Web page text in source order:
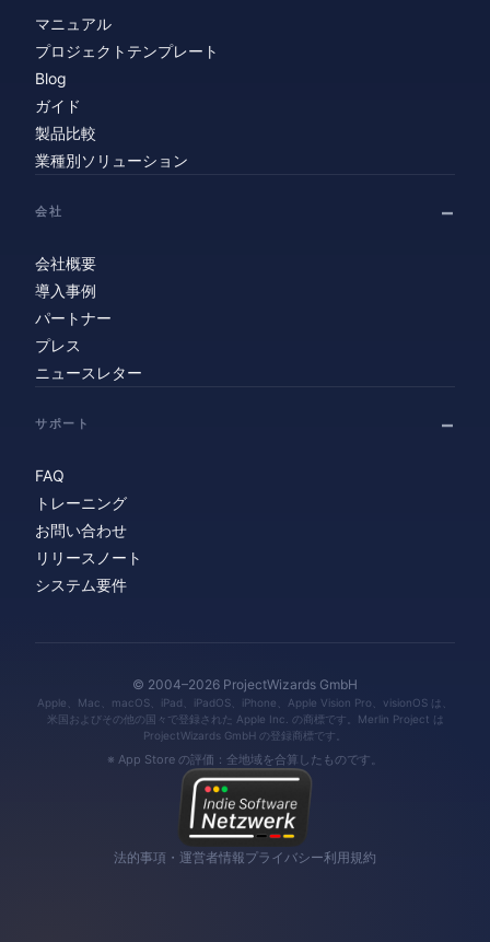
マニュアル
プロジェクトテンプレート
Blog
ガイド
製品比較
業種別ソリューション
会社
会社概要
導入事例
パートナー
プレス
ニュースレター
サポート
FAQ
トレーニング
お問い合わせ
リリースノート
システム要件
© 2004–2026 ProjectWizards GmbH
Apple、Mac、macOS、iPad、iPadOS、iPhone、Apple Vision Pro、visionOS は、
米国およびその他の国々で登録された Apple Inc. の商標です。Merlin Project は
ProjectWizards GmbH の登録商標です。
※ App Store の評価：全地域を合算したものです。
法的事項・運営者情報プライバシー利用規約